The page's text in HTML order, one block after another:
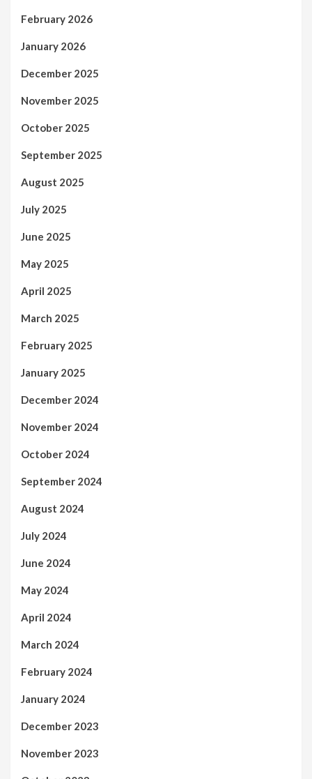
February 2026
January 2026
December 2025
November 2025
October 2025
September 2025
August 2025
July 2025
June 2025
May 2025
April 2025
March 2025
February 2025
January 2025
December 2024
November 2024
October 2024
September 2024
August 2024
July 2024
June 2024
May 2024
April 2024
March 2024
February 2024
January 2024
December 2023
November 2023